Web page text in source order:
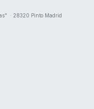
· 28320 Pinto Madrid